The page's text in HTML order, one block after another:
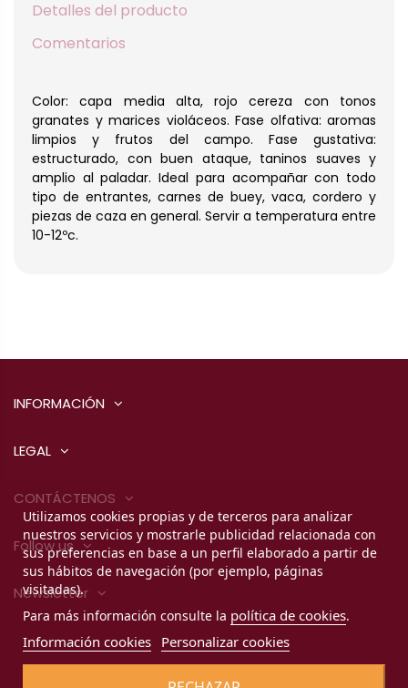
Detalles del producto
Comentarios
Color: capa media alta, rojo cereza con tonos
granates y marices violáceos. Fase olfativa: aromas
limpios y frutos del campo. Fase gustativa:
estructurado, con buen ataque, taninos suaves y
amplio al paladar. Ideal para acompañar con todo
tipo de entrantes, carnes de buey, vaca, cordero y
piezas de caza en general. Servir a temperatura entre
10-12ºc.
INFORMACIÓN
LEGAL
CONTÁCTENOS
Utilizamos cookies propias y de terceros para analizar
nuestros servicios y mostrarle publicidad relacionada con
sus preferencias en base a un perfil elaborado a partir de
sus hábitos de navegación (por ejemplo, páginas
visitadas).
Para más información consulte la política de cookies.
Información cookies Personalizar cookies
Follow us
Newsletter